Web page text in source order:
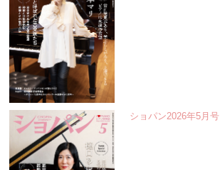
ショパン2026年5月号